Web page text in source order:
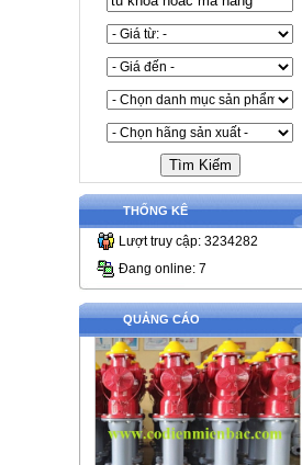
THỐNG KÊ
Lượt truy cập: 3234282
Đang online: 7
QUẢNG CÁO